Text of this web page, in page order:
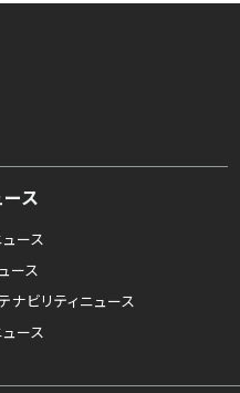
ス
ース
ース
ナビリティニュース
ース